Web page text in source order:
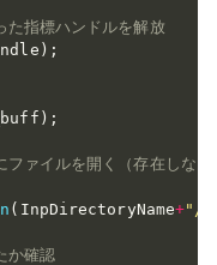
指標ハンドルを解放
) ;
) ;
イルを開く（存在しない
( InpDirectoryName+"//
確認